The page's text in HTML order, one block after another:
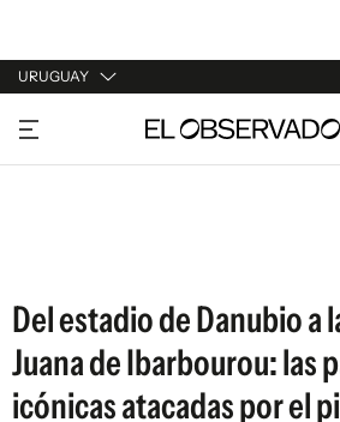
URUGUAY
URUGUAY
ARGENTINA
Del estadio de Danubio a
Juana de Ibarbourou: las
icónicas atacadas por el